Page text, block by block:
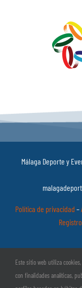
Málaga Deporte y
Política de privacidad –
Este sitio web utiliza
con finalidades analíticas,